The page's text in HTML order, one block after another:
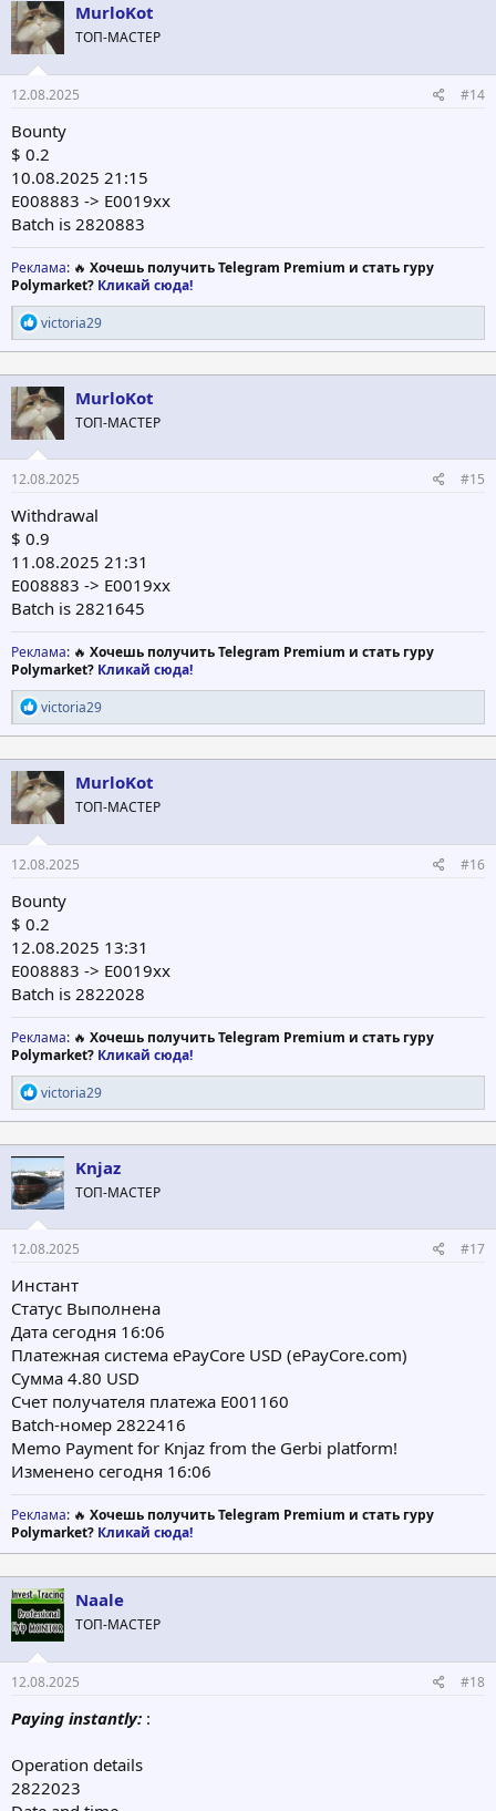
ц
и
и
:
MurloKot
ТОП-МАСТЕР
12.08.2025 #14
Bounty
$ 0.2
10.08.2025 21:15
E008883 -> E0019xx
Batch is 2820883
Реклама: 🔥 Хочешь получить Telegram Premium и стать гуру
Polymarket? Кликай сюда!
Р
е
а
к
ц
и
и
:
victoria29
MurloKot
ТОП-МАСТЕР
12.08.2025 #15
Withdrawal
$ 0.9
11.08.2025 21:31
E008883 -> E0019xx
Batch is 2821645
Реклама: 🔥 Хочешь получить Telegram Premium и стать гуру
Polymarket? Кликай сюда!
Р
е
а
к
ц
и
и
:
victoria29
MurloKot
ТОП-МАСТЕР
12.08.2025 #16
Bounty
$ 0.2
12.08.2025 13:31
E008883 -> E0019xx
Batch is 2822028
Реклама: 🔥 Хочешь получить Telegram Premium и стать гуру
Polymarket? Кликай сюда!
Р
е
а
к
ц
и
и
:
victoria29
Knjaz
ТОП-МАСТЕР
12.08.2025 #17
Инстант
Статус Выполнена
Дата сегодня 16:06
Платежная система ePayCore USD (ePayCore.com)
Сумма 4.80 USD
Счет получателя платежа E001160
Batch-номер 2822416
Memo Payment for Knjaz from the Gerbi platform!
Изменено сегодня 16:06
Реклама: 🔥 Хочешь получить Telegram Premium и стать гуру
Polymarket? Кликай сюда!
Naale
ТОП-МАСТЕР
12.08.2025 #18
Paying instantly: :
Operation details
2822023